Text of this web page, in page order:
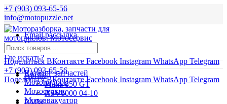
+7 (903) 093-65-56
info@motopuzzle.net
Email рассылка
Новости
Поделиться ВКонтакте Facebook Instagram WhatsApp Telegram
+7 (903) 093-65-56
Поделиться ВКонтакте Facebook Instagram WhatsApp Telegram
Где искать?
Aprilia
Mana 850 GT
RSV1000 04-10
BMW
Каталог запчастей
Мотоподбор
Мотосервис
Мотоэвакуатор